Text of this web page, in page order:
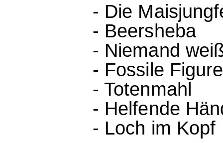
- Die
- Beersheba
- Niemand
- Fossile
- Totenmahl
- Helfende
- Loch im Kopf